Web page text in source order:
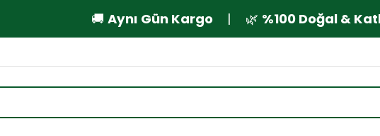
🚚Aynı Gün Kargo| 🌿%100 Doğal &